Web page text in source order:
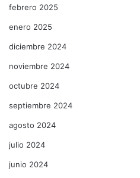
febrero 2025
enero 2025
diciembre 2024
noviembre 2024
octubre 2024
septiembre 2024
agosto 2024
julio 2024
junio 2024